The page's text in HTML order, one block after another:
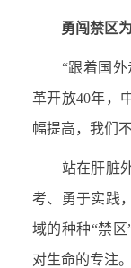
勇闯禁区
“跟着国外
革开放40年，
幅提高，我们
站在肝脏外
考、勇于实践
域的种种“禁区
对生命的专注。